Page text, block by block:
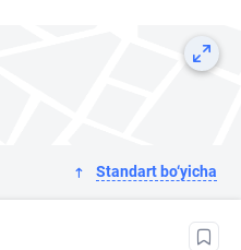
Standart bo‘yicha